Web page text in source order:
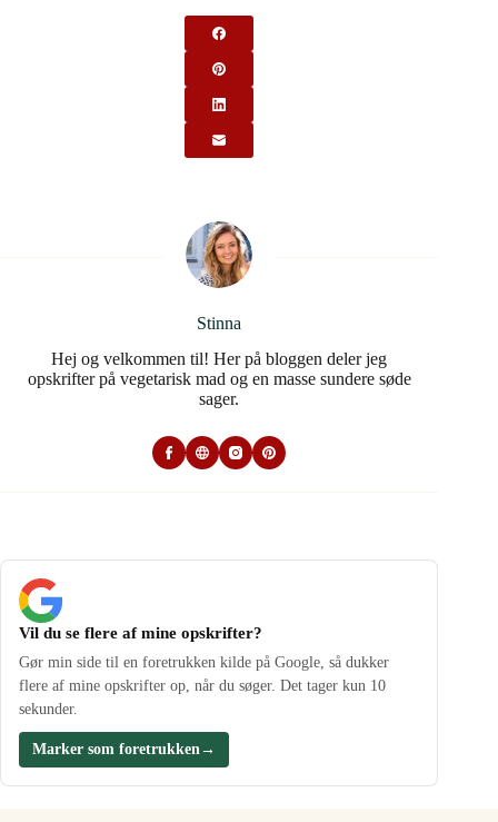
Stinna
Hej og velkommen til! Her på bloggen deler jeg
opskrifter på vegetarisk mad og en masse sundere søde
sager.
Vil du se flere af mine opskrifter?
Gør min side til en foretrukken kilde på Google, så dukker
flere af mine opskrifter op, når du søger. Det tager kun 10
sekunder.
Marker som foretrukken→